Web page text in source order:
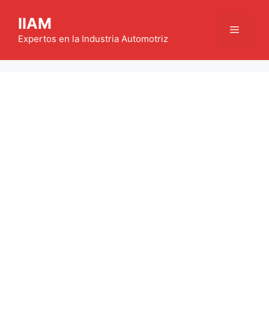
contenido
IIAM
Expertos en la Industria Automotriz
Menú